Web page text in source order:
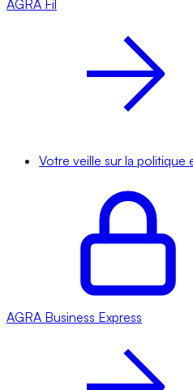
AGRA Fil
Votre veille sur la
AGRA Business Express